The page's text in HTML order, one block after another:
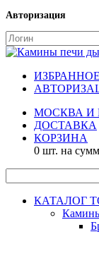
Авторизация
ИЗБРАННОЕ
МОСКВА И
ДОСТАВКА
КОРЗИНА
0 шт. на
КАТАЛОГ